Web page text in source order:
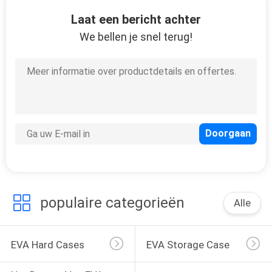
POLICYHet dragen van EVA
Geldzakjes
Laat een bericht achter
We bellen je snel terug!
populaire categorieën Alle
EVA Hard Cases EVA Storage Case